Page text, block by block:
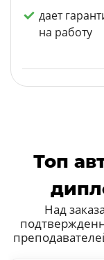
дает
на работу
Топ
Над